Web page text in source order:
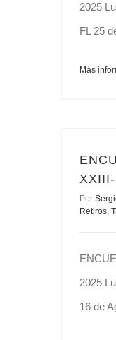
2025
FL 25
Más
Por
Retiros,
2025
16 de